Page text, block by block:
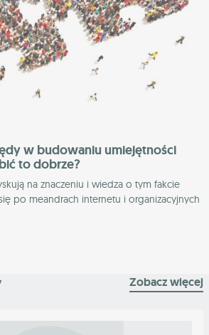
w budowaniu umiejętności
to dobrze?
na znaczeniu i wiedza o tym fakcie
po meandrach internetu i organizacyjnych
Zobacz więcej